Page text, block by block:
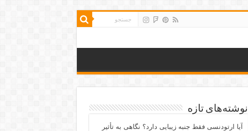
نوشته‌های تازه
آیا ارتودنسی فقط جنبه زیبایی دارد؟ نگاهی به تأثیر